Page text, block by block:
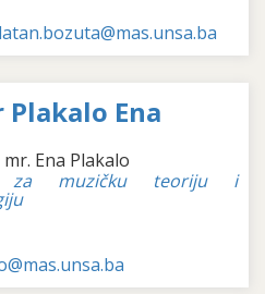
Plakalo Ena
mr. Ena Plakalo
za muzičku teoriju i